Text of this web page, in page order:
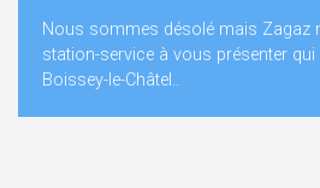
Nous sommes désolé mais Zagaz
station-service à vous présenter
Boissey-le-Châtel..